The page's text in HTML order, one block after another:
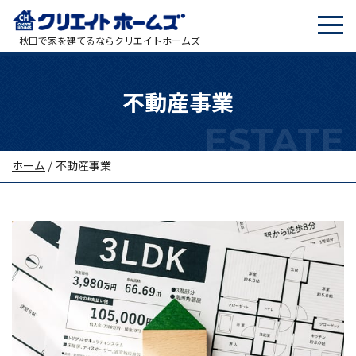
メインナビゲーション
秋田で家を建てるならクリエイトホームズ
不動産事業
ホーム / 不動産事業